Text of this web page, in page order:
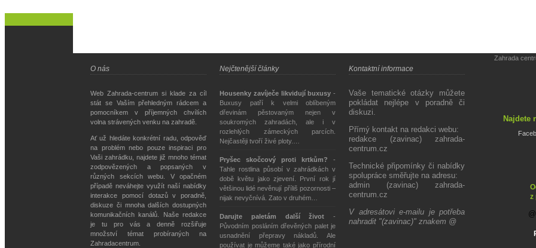
O nás
Web Zahrada-centrum si klade za cíl
stát se Vaším přehledným rádcem a
pomocníkem v příjemných chvílích
volna strávených venku na zahradě.
Ať už hledáte konkrétní radu, odpověď
na problém nebo pouze inspiraci pro
Vaši zahrádku, najdete již mnoho témat
zodpovězených a popsaných v
různých sekcích webu. V opačném
případě neváhejte využít naší nabídky
interakce pomocí dotazů v poradně,
diskuze či mnoha dalších dostupných
komunikačních kanálů. Naše redakce
je tu pro vás a denně rozšiřuje
množství témat probíraných na
Zahradacentrum.
Nejčtenější články
Housenky zavíječe likvidují buxusy -
Buxusy patří k velmi oblíbeným
dřevinám pěstovaným nejen v
soukromých zahradách, ale i v
rozlehlých zámeckých parcích.
Nejčastěji tvoří živé ploty.…
Pryšec skočcový proti krtkům? -
Tahle rostlina působí v zahrádkách v
době květu jako zjevení. První rok jí
většinou lidé nevěnují příliš pozornosti –
nijak nevyčnívá. Zato v druhém…
Darujte paletám další život -
Původním posláním dřevěných palet je
usnadnění přepravy nákladů. Ale
používat je můžeme také jako přírodní
Kontaktní informace
Vaše tematické otázky můžete
pokládat nejlépe v poradně či
diskuzi.
Přímý kontakt na redakci webu:
redakce (zavinac) zahrada-
centrum.cz
Technické připomínky či nabídky
spolupráce směřujte na adresu:
admin (zavinac) zahrada-
centrum.cz
V adresátovi e-mailu je potřeba
nahradit "(zavinac)" znakem @
Zahrada
Najdete
z